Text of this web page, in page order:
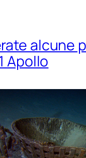
alcune
Apollo